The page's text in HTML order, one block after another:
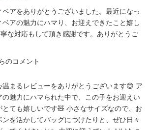
ベアをありがとうございました。最近になっ
アの魅力にハマり、お迎えできたこと嬉し
な対応もして頂き感謝です。ありがとうご
のコメント
温まるレビューをありがとうございます😊 ア
の魅力にハマられた中で、この子をお迎えい
ても嬉しいです🧸 小さなサイズなので、お
を活かしてバッグにつけたりと、ぜひ日々